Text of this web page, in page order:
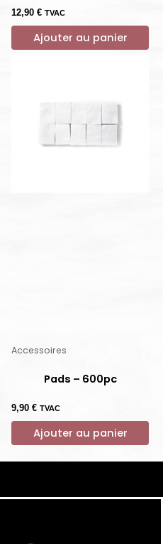
12,90 € TVAC
Ajouter au panier
Accessoires
Pads – 600pc
9,90 € TVAC
Ajouter au panier